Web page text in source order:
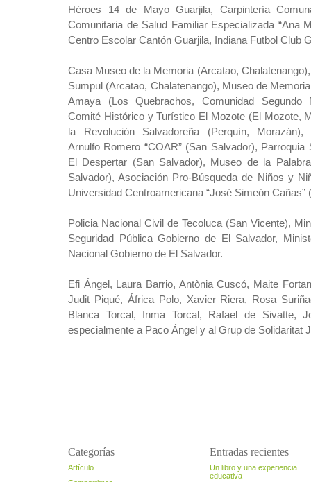
Héroes 14 de Mayo Guarjila, Carpintería
Comunitaria de Salud Familiar Especializada “Ana
Centro Escolar Cantón Guarjila, Indiana Futbol Club
Casa Museo de la Memoria (Arcatao,
Sumpul (Arcatao, Chalatenango), Museo de
Amaya (Los Quebrachos, Comunidad Segundo
Comité Histórico y Turístico El Mozote (El Mozote,
la Revolución Salvadoreña (Perquín, Morazán),
Arnulfo Romero “COAR” (San Salvador), Parroquia
El Despertar (San Salvador), Museo de la
Salvador), Asociación Pro-Búsqueda de Niños y
Universidad Centroamericana “José Simeón Cañas”
Policia Nacional Civil de Tecoluca (San Vicente),
Seguridad Pública Gobierno de El Salvador,
Nacional Gobierno de El Salvador.
Efi Ángel, Laura Barrio, Antònia Cuscó, Maite
Judit Piqué, África Polo, Xavier Riera, Rosa
Blanca Torcal, Inma Torcal, Rafael de Sivatte,
especialmente a Paco Ángel y al Grup de Solidaritat
Categorías
Artículo
Entradas recientes
Un libro y una experiencia
educativa